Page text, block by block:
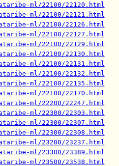
ml/22100/22120.html
ml/22100/22121.html
ml/22100/22126.html
ml/22100/22127.html
ml/22100/22129.html
ml/22100/22130.html
ml/22100/22131.html
ml/22100/22132.html
ml/22100/22135.html
ml/22100/22170.html
ml/22200/22247.html
ml/22300/22303.html
ml/22300/22307.html
ml/22300/22308.html
ml/23200/23237.html
ml/23300/23389.html
ml/23500/23538.html